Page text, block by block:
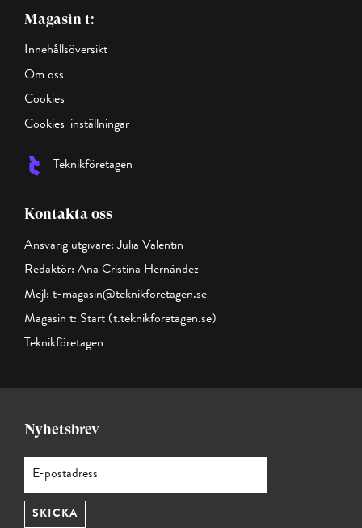
Magasin t:
Innehållsöversikt
Om oss
Cookies
Cookies-inställningar
Teknikföretagen
Kontakta oss
Ansvarig utgivare: Julia Valentin
Redaktör: Ana Cristina Hernández
Mejl: t-magasin@teknikforetagen.se
Magasin t: Start (t.teknikforetagen.se)
Teknikföretagen
Nyhetsbrev